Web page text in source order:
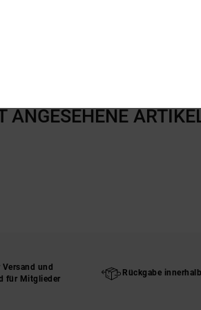
ANGESEHENE
und
für Mitglieder
Rückgabe